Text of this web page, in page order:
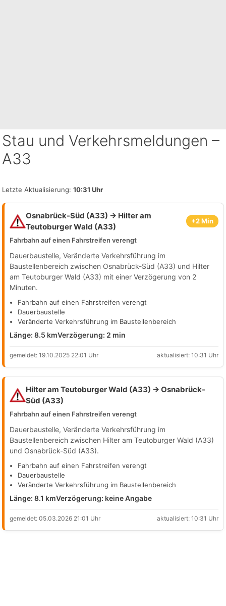
Stau und Verkehrsmeldungen –
A33
Letzte Aktualisierung: 10:31 Uhr
Osnabrück-Süd (A33) → Hilter am
Teutoburger Wald (A33)
+2 Min
Fahrbahn auf einen Fahrstreifen verengt
Dauerbaustelle, Veränderte Verkehrsführung im
Baustellenbereich zwischen Osnabrück-Süd (A33) und Hilter
am Teutoburger Wald (A33) mit einer Verzögerung von 2
Minuten.
Fahrbahn auf einen Fahrstreifen verengt
Dauerbaustelle
Veränderte Verkehrsführung im Baustellenbereich
Länge: 8.5 kmVerzögerung: 2 min
gemeldet: 19.10.2025 22:01 Uhr aktualisiert: 10:31 Uhr
Hilter am Teutoburger Wald (A33) → Osnabrück-
Süd (A33)
Fahrbahn auf einen Fahrstreifen verengt
Dauerbaustelle, Veränderte Verkehrsführung im
Baustellenbereich zwischen Hilter am Teutoburger Wald (A33)
und Osnabrück-Süd (A33).
Fahrbahn auf einen Fahrstreifen verengt
Dauerbaustelle
Veränderte Verkehrsführung im Baustellenbereich
Länge: 8.1 kmVerzögerung: keine Angabe
gemeldet: 05.03.2026 21:01 Uhr aktualisiert: 10:31 Uhr